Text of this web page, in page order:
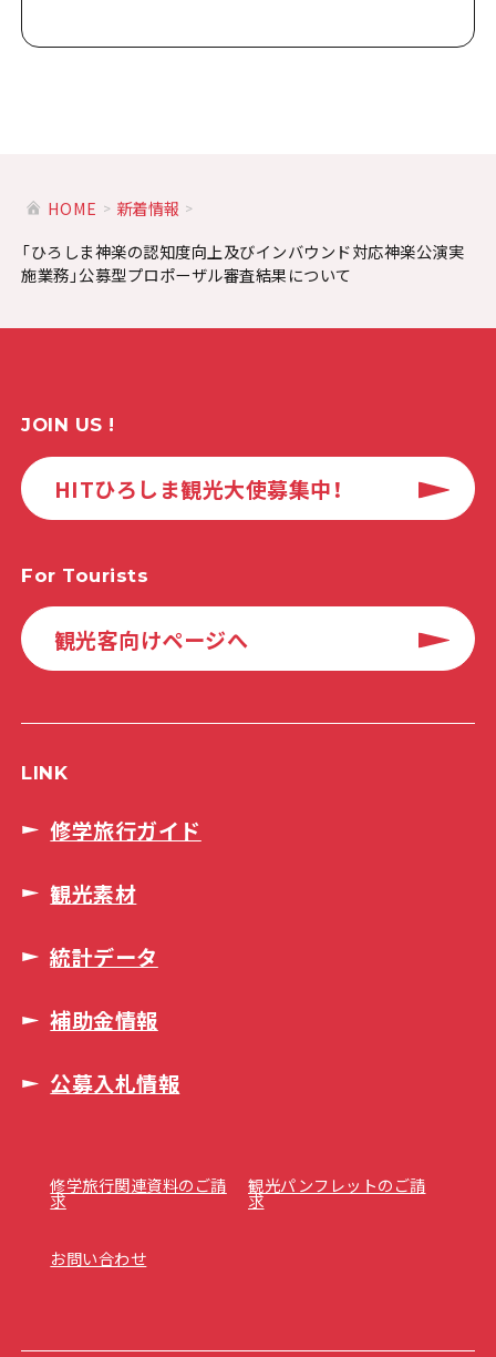
HOME
新着情報
「ひろしま神楽の認知度向上及びインバウンド対応神楽公演実
施業務」公募型プロポーザル審査結果について
JOIN US !
HITひろしま観光大使募集中！
For Tourists
観光客向けページへ
LINK
修学旅行ガイド
観光素材
統計データ
補助金情報
公募入札情報
修学旅行関連資料のご請
求
観光パンフレットのご請
求
お問い合わせ